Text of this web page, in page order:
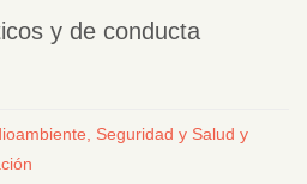
y de conducta
Seguridad y Salud y